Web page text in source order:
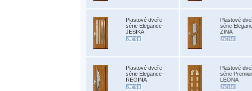
Plastové dveře -
série Elegance -
JESIKA
Plastové
série
ZINA
Plastové dveře -
série Elegance -
REGINA
Plastové
série
LEONA